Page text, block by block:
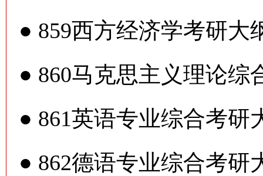
● 859西方经济学考研大
● 860马克思主义理论综
● 861英语专业综合考研
● 862德语专业综合考研